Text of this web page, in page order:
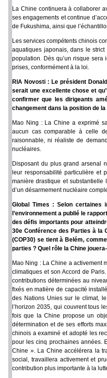
La Chine continuera à collaborer
ses engagements et continue
de Fukushima, ainsi que
Les services compétents chinois
aquatiques japonais, dans le
population. Dès qu’un risque sera
prises, conformément à la loi.
RIA Novosti : Le président
serait une excellente chose et
confirmer que les dirigeants
changement dans la position de
Mao Ning : La Chine a exprimé
aucun cas comparable à celle
raisonnable, ni réaliste de
nucléaires.
Disposant du plus grand arsenal
leur responsabilité particulière et
manière drastique et
d’un désarmement nucléaire
Global Times : Selon certaines
l’environnement a publié le
des défis importants pour
30e Conférence des Parties à la
(COP30) se tient à Belém,
parties ? Quel rôle la Chine
Mao Ning : La Chine a activement
climatiques et son Accord de
contributions déterminées au
fixés en matière de capacité
des Nations Unies sur le climat,
l’horizon 2035, qui couvrent tous
fois que la Chine propose un
détermination et de ses efforts
chinois a examiné et adopté les
pour les cinq prochaines années.
Chine ». La Chine accélérera la
social, travaillera activement et
contribution plus importante à la